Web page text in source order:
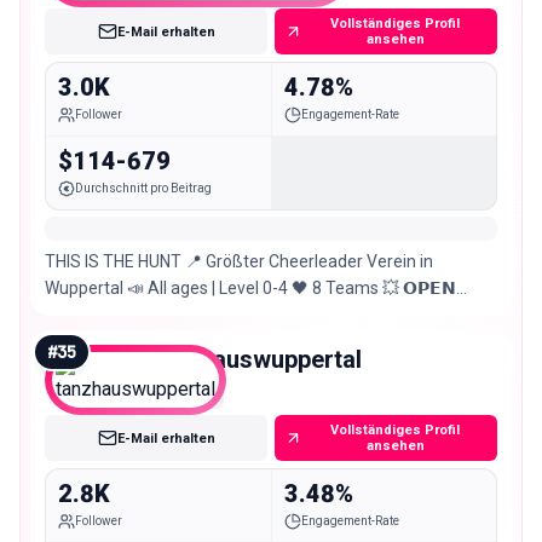
E-Mail erhalten
Vollständiges Profil
ansehen
3.0K
Follower
4.78%
Engagement-Rate
$114-679
Durchschnitt pro Beitrag
THIS IS THE HUNT 📍 Größter Cheerleader Verein in
Wuppertal 📣 All ages | Level 0-4 🖤 8 Teams 💥 𝗢𝗣𝗘𝗡
#35 tanzhauswuppertal
Nano
E-Mail erhalten
Vollständiges Profil
ansehen
2.8K
Follower
3.48%
Engagement-Rate